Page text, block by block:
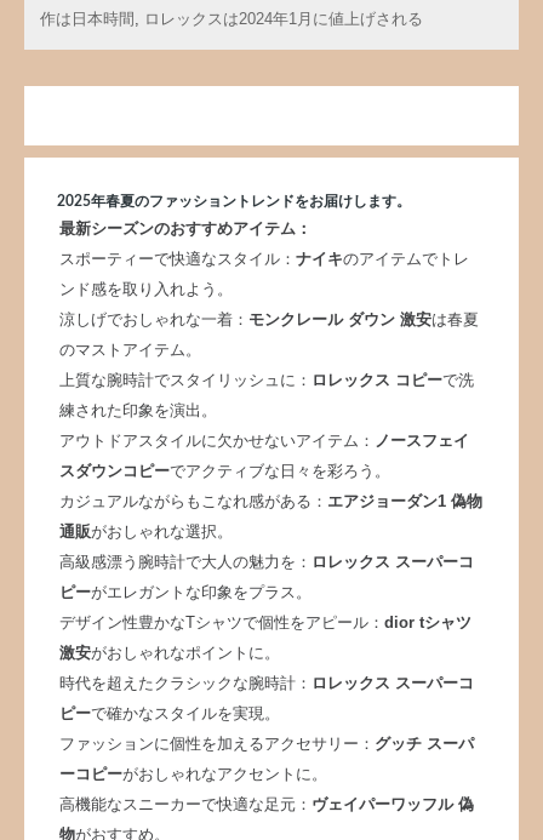
作は日本時間
ロレックスは2024年1月に値上げされる
2025年春夏のファッショントレンドをお届けします。
最新シーズンのおすすめアイテム：
スポーティーで快適なスタイル： ナイキのアイテムでトレ
ンド感を取り入れよう。
涼しげでおしゃれな一着： モンクレール ダウン 激安は春夏
のマストアイテム。
上質な腕時計でスタイリッシュに： ロレックス コピーで洗
練された印象を演出。
アウトドアスタイルに欠かせないアイテム： ノースフェイ
スダウンコピーでアクティブな日々を彩ろう。
カジュアルながらもこなれ感がある： エアジョーダン1 偽物
通販がおしゃれな選択。
高級感漂う腕時計で大人の魅力を： ロレックス スーパーコ
ピーがエレガントな印象をプラス。
デザイン性豊かなTシャツで個性をアピール： dior tシャツ
激安がおしゃれなポイントに。
時代を超えたクラシックな腕時計： ロレックス スーパーコ
ピーで確かなスタイルを実現。
ファッションに個性を加えるアクセサリー： グッチ スーパ
ーコピーがおしゃれなアクセントに。
高機能なスニーカーで快適な足元： ヴェイパーワッフル 偽
物がおすすめ。